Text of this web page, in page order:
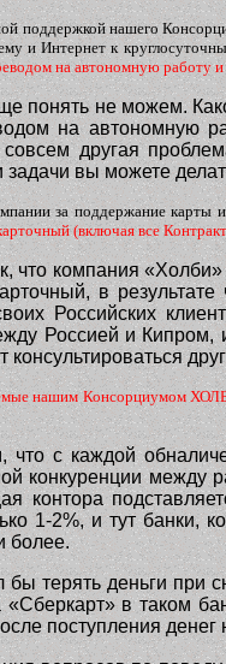
поддержкой нашего
и Интернет к
на автономную работу и
понять не можем.
на автономную
совсем другая
задачи вы можете
за поддержание
(включая все
что компания
в
Российских
Россией и Кипром,
консультироваться
нашим Консорциумом
что с каждой
конкуренции
контора
1-2%, и тут банки,
более.
бы терять деньги при
«Сберкарт» в таком
поступления